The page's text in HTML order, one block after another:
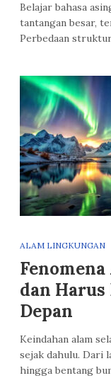
Belajar bahasa
tantangan besar,
Perbedaan
ALAM LINGKUNGAN
dan
Depan
Keindahan alam
sejak dahulu. Dari
hingga bentang